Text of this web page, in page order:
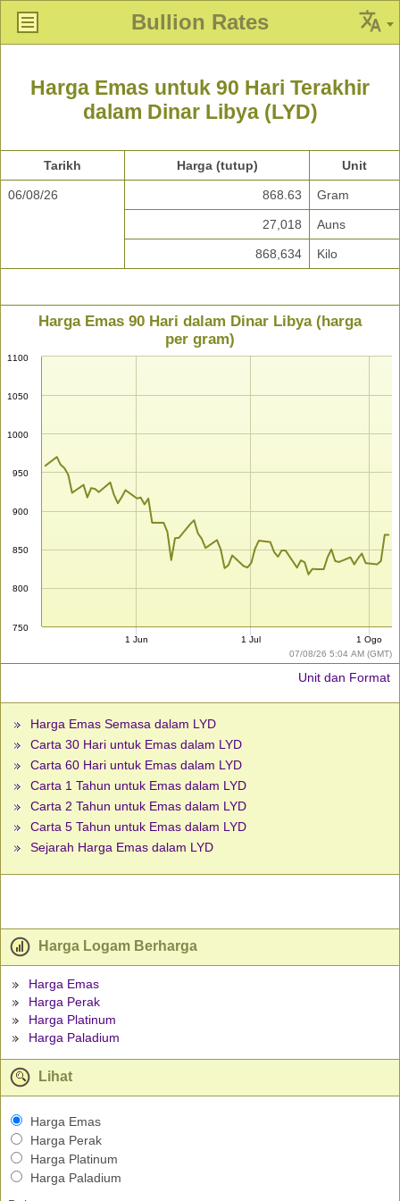
Bullion Rates
Harga Emas untuk 90 Hari Terakhir
dalam Dinar Libya (LYD)
Tarikh Harga (tutup) Unit
06/08/26 868.63 Gram
27,018 Auns
868,634 Kilo
07/08/26 5:04 AM (GMT)
Harga Emas 90 Hari dalam Dinar Libya (harga
per gram)
750
800
850
900
950
1000
1050
1100
1 Jun 1 Jul 1 Ogo
Unit dan Format
Harga Emas Semasa dalam LYD
Carta 30 Hari untuk Emas dalam LYD
Carta 60 Hari untuk Emas dalam LYD
Carta 1 Tahun untuk Emas dalam LYD
Carta 2 Tahun untuk Emas dalam LYD
Carta 5 Tahun untuk Emas dalam LYD
Sejarah Harga Emas dalam LYD
Harga Logam Berharga
Harga Emas
Harga Perak
Harga Platinum
Harga Paladium
Lihat
Harga Emas
Harga Perak
Harga Platinum
Harga Paladium